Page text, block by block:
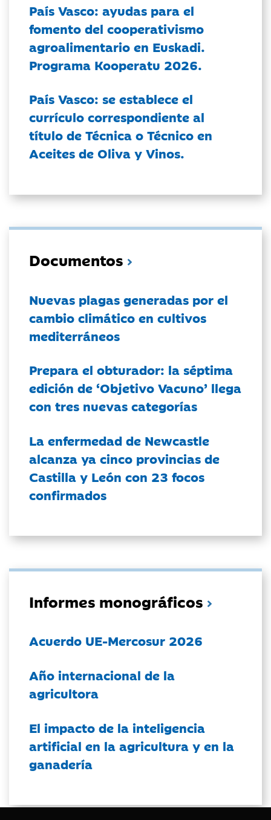
País Vasco: ayudas para el
fomento del cooperativismo
agroalimentario en Euskadi.
Programa Kooperatu 2026.
País Vasco: se establece el
currículo correspondiente al
título de Técnica o Técnico en
Aceites de Oliva y Vinos.
Documentos
Nuevas plagas generadas por el
cambio climático en cultivos
mediterráneos
Prepara el obturador: la séptima
edición de ‘Objetivo Vacuno’ llega
con tres nuevas categorías
La enfermedad de Newcastle
alcanza ya cinco provincias de
Castilla y León con 23 focos
confirmados
Informes monográficos
Acuerdo UE-Mercosur 2026
Año internacional de la
agricultora
El impacto de la inteligencia
artificial en la agricultura y en la
ganadería